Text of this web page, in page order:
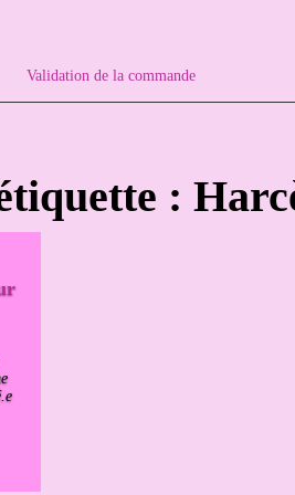
Validation de la commande
: